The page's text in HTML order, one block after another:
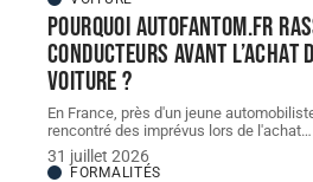
Pourquoi autofantom.fr
conducteurs avant l’achat
voiture ?
En France, près d'un jeune
rencontré des imprévus lors de l'achat…
31 juillet 2026
FORMALITÉS